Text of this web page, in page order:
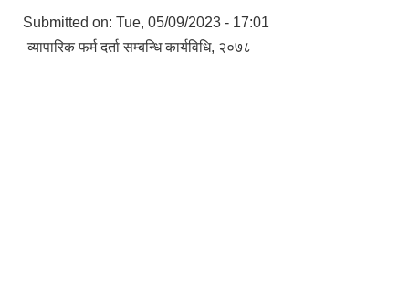
Submitted on: Tue, 05/09/2023 - 17:01
व्यापारिक फर्म दर्ता सम्बन्धि कार्यविधि, २०७८